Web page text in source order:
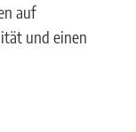
auf
und einen